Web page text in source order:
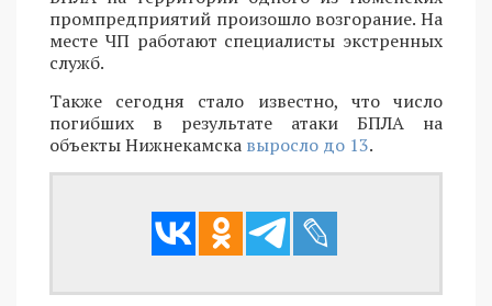
промпредприятий произошло возгорание. На
месте ЧП работают специалисты экстренных
служб.
Также сегодня стало известно, что число
погибших в результате атаки БПЛА на
объекты Нижнекамска выросло до 13.